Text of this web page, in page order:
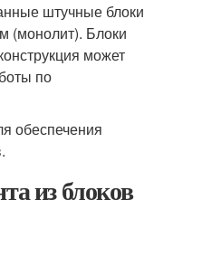
штучные блоки
(монолит). Блоки
может
по
обеспечения
из блоков